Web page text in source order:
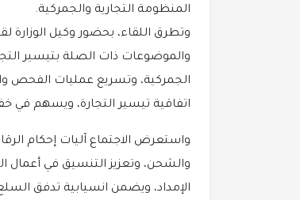
المنظومة التجارية والجمركية.
وتطرق اللقاء، بحضور وكيل الوزارة
والموضوعات ذات الصلة بتيسير
الجمركية، وتسريع عمليات الفحص
اتفاقية تيسير التجارة، ويسهم في
واستعرض الاجتماع آليات إحكام
والشحن، وتعزيز التنسيق في أعمال
الإمداد، ويضمن انسيابية تدفق